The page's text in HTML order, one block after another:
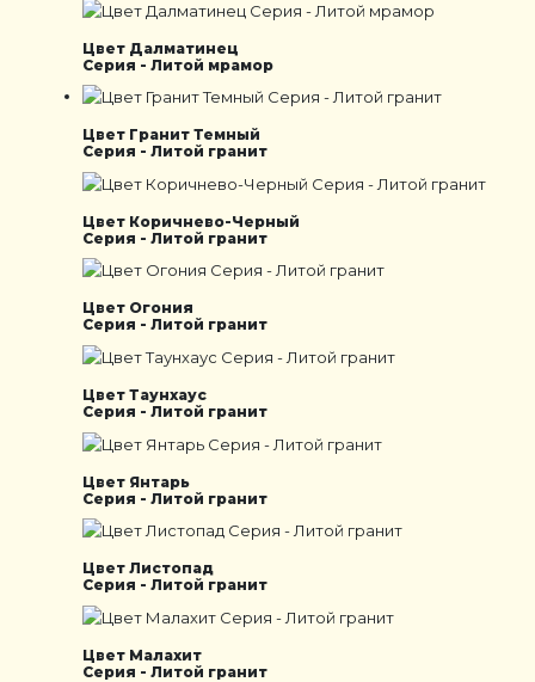
Цвет Далматинец
Серия - Литой мрамор
Цвет Гранит Темный
Серия - Литой гранит
Цвет Коричнево-Черный
Серия - Литой гранит
Цвет Огония
Серия - Литой гранит
Цвет Таунхаус
Серия - Литой гранит
Цвет Янтарь
Серия - Литой гранит
Цвет Листопад
Серия - Литой гранит
Цвет Малахит
Серия - Литой гранит